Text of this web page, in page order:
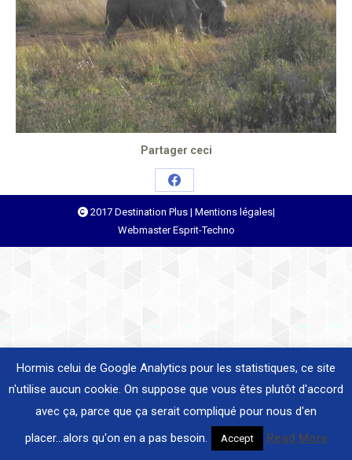
Partager ceci
Share
on
Facebook
2017 Destination Plus | Mentions légales|
WebmasterEsprit-Techno
Hormis celui de Google Analytics pour les statistiques, ce site
n'utilise aucun cookie. On suppose que vous êtes plutôt d'accord
avec ça, parce que ça serait compliqué pour nous d'en
placer...alors qu'on en a pas besoin.
Accept Read More